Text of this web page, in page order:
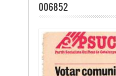
006852